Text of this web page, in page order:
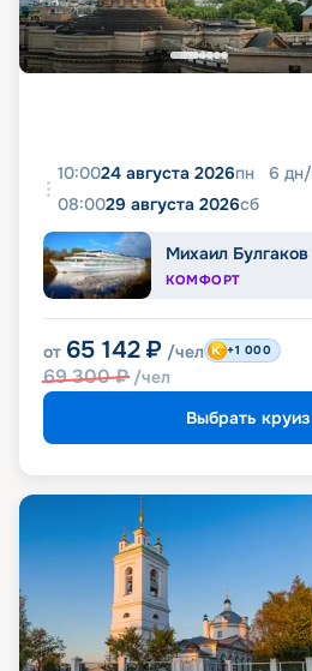
10:0024 августа 2026пн 6 дн/
08:0029 августа 2026сб
Михаил Булгаков
КОМФОРТ
от 65 142 ₽ /чел
69 300₽ /чел
+1 000
Выбрать круиз